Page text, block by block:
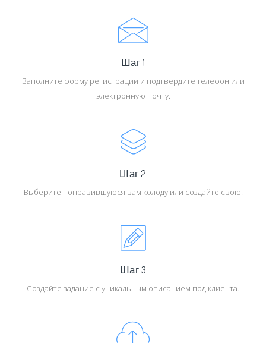
Шаг 1
Заполните форму регистрации и подтвердите телефон или
электронную почту.
Шаг 2
Выберите понравившуюся вам колоду или создайте свою.
Шаг 3
Создайте задание с уникальным описанием под клиента.